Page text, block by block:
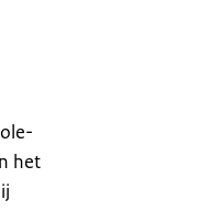
het